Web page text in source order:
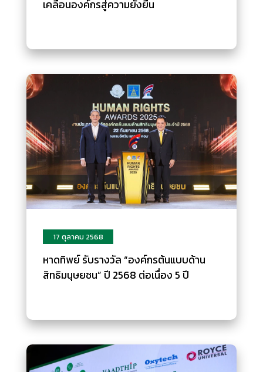
เคลื่อนองค์กรสู่ความยั่งยืน
17 ตุลาคม 2568
หาดทิพย์ รับรางวัล “องค์กรต้นแบบด้าน
สิทธิมนุษยชน” ปี 2568 ต่อเนื่อง 5 ปี